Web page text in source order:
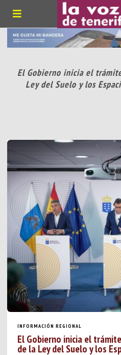
El Gobierno inicia el
Ley del Suelo y los
INFORMACIÓN REGIONAL
El Gobierno inicia el
de la Ley del Suelo y los